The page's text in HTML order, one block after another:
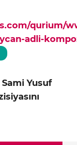
qurium/
adli-
Sami Yusuf